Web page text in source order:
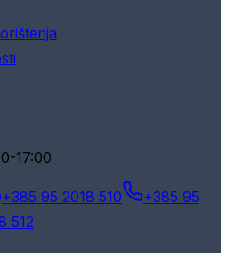
17:00
+385 95 2018 510
+385 95
512